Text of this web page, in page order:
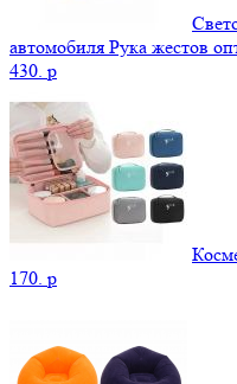
автомобиля Рука жестов
430. p
170. p